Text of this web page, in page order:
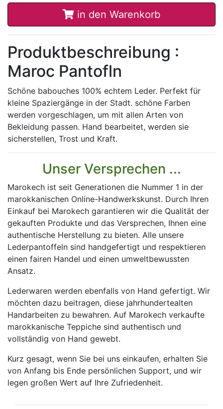
in den Warenkorb
Produktbeschreibung :
Maroc Pantofln
Schöne babouches 100% echtem Leder. Perfekt für
kleine Spaziergänge in der Stadt. schöne Farben
werden vorgeschlagen, um mit allen Arten von
Bekleidung passen. Hand bearbeitet, werden sie
sicherstellen, Trost und Kraft.
Unser Versprechen ...
Marokech ist seit Generationen die Nummer 1 in der
marokkanischen Online-Handwerkskunst. Durch Ihren
Einkauf bei Marokech garantieren wir die Qualität der
gekauften Produkte und das Versprechen, Ihnen eine
authentische Herstellung zu bieten. Alle unsere
Lederpantoffeln sind handgefertigt und respektieren
einen fairen Handel und einen umweltbewussten
Ansatz.
Lederwaren werden ebenfalls von Hand gefertigt. Wir
möchten dazu beitragen, diese jahrhundertealten
Handarbeiten zu bewahren. Auf Marokech verkaufte
marokkanische Teppiche sind authentisch und
vollständig von Hand gewebt.
Kurz gesagt, wenn Sie bei uns einkaufen, erhalten Sie
von Anfang bis Ende persönlichen Support, und wir
legen großen Wert auf Ihre Zufriedenheit.